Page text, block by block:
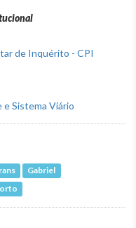
Sistema Viário
Gabriel